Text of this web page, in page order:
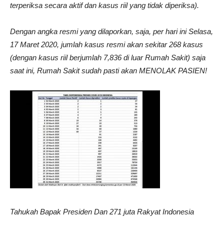
terperiksa secara aktif dan kasus riil yang tidak diperiksa).
Dengan angka resmi yang dilaporkan, saja, per hari ini Selasa,
17 Maret 2020, jumlah kasus resmi akan sekitar 268 kasus
(dengan kasus riil berjumlah 7,836 di luar Rumah Sakit) saja
saat ini, Rumah Sakit sudah pasti akan MENOLAK PASIEN!
Tahukah Bapak Presiden Dan 271 juta Rakyat Indonesia